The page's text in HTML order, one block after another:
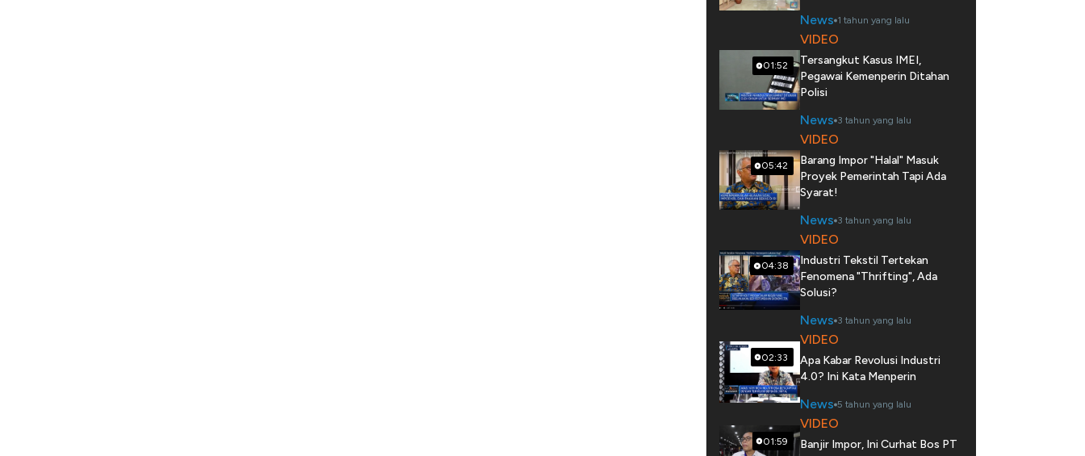
News 1 tahun yang lalu
01:52
VIDEO
Tersangkut Kasus IMEI,
Pegawai Kemenperin Ditahan
Polisi
News 3 tahun yang lalu
05:42
VIDEO
Barang Impor "Halal" Masuk
Proyek Pemerintah Tapi Ada
Syarat!
News 3 tahun yang lalu
04:38
VIDEO
Industri Tekstil Tertekan
Fenomena "Thrifting", Ada
Solusi?
News 3 tahun yang lalu
02:33
VIDEO
Apa Kabar Revolusi Industri
4.0? Ini Kata Menperin
News 5 tahun yang lalu
01:59
VIDEO
Banjir Impor, Ini Curhat Bos PT